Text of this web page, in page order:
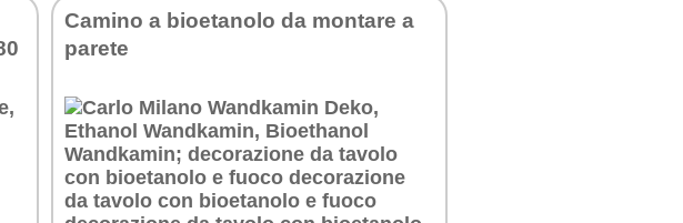
Camino a bioetanolo da montare a
parete